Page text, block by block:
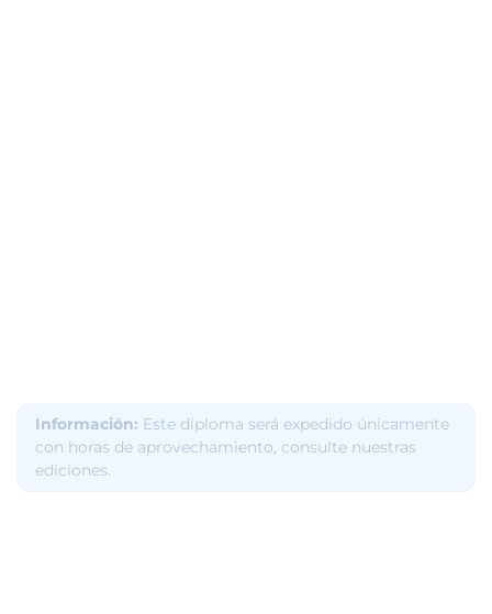
Información: Este diploma será expedido únicamente
con horas de aprovechamiento, consulte nuestras
ediciones.